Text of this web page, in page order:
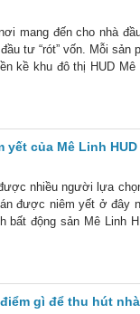
mang đến cho nhà
tư “rót” vốn. Mỗi
kề khu đô thị HUD Mê
của Mê Linh HUD
nhiều người lựa
được niêm yết ở đây
động sản Mê Linh
gì để thu hút